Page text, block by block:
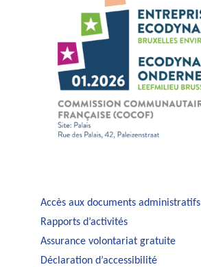
Accès aux documents administratifs
Rapports d’activités
Assurance volontariat gratuite
Déclaration d’accessibilité